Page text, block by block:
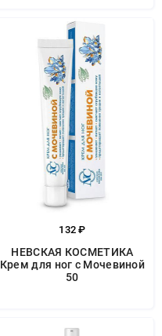
132 ₽
НЕВСКАЯ КОСМЕТИКА
Крем для ног с Мочевиной
50